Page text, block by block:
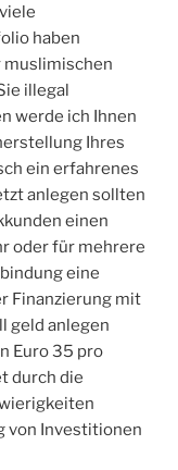
haben
muslimischen
illegal
werde ich Ihnen
Ihres
ein erfahrenes
anlegen sollten
einen
oder für mehrere
eine
Finanzierung mit
geld anlegen
Euro 35 pro
durch die
von Investitionen